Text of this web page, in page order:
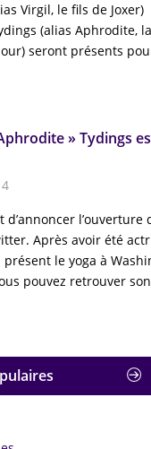
Virgil, le fils de Joxer)
(alias Aphrodite, la
seront présents
» Tydings
l’ouverture
Après avoir été
le yoga à
pouvez retrouver son